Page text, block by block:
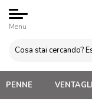
Menu
PENNE VENTAGLI